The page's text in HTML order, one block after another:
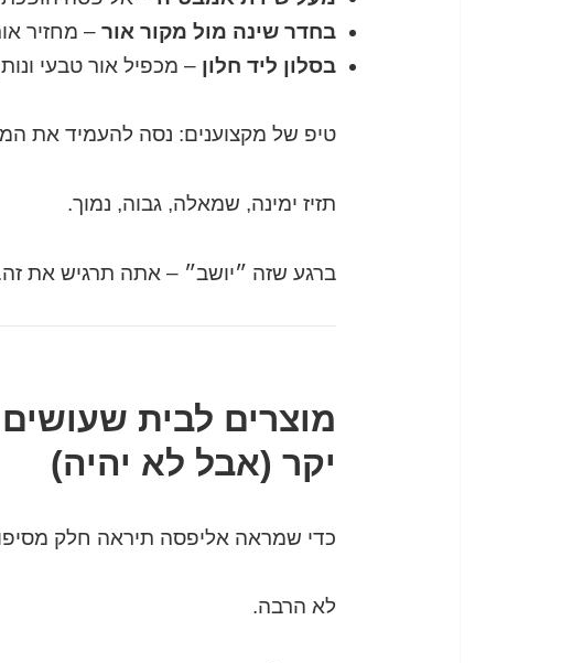
בחדר שינה מול מקור אור– מחזיר
בסלון ליד חלון – מכפיל אור טבעי
טיפ של מקצוענים: נסה להעמיד את
תזיז ימינה, שמאלה, גבוה, נמוך.
ברגע שזה ״יושב״ – אתה תרגיש את
מוצרים לבית
יקר (אבל לא יהיה)
כדי שמראה אליפסה תיראה חלק
לא הרבה.